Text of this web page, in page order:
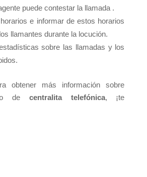
puede contestar la llamada .
e informar de estos horarios
llamantes durante la locución.
sobre las llamadas y los
obtener más información sobre
de centralita telefónica, ¡te